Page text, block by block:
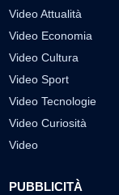
Video Attualità
Video Economia
Video Cultura
Video Sport
Video Tecnologie
Video Curiosità
Video
PUBBLICITÀ